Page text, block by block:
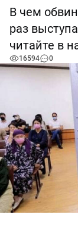
В чем
раз
читайте в
16594 0